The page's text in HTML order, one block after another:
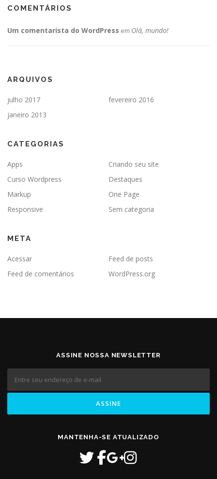
COMENTÁRIOS
Um comentarista do WordPress em Olá, mundo!
ARQUIVOS
julho 2017
fevereiro 2016
janeiro 2013
CATEGORIAS
Apps
Criando seu site
Curso Wordpress
Destaques
Markup
One Page
Responsive
Sem categoria
META
Acessar
Feed de posts
Feed de comentários
WordPress.org
ASSINE NOSSA NEWSLETTER
MANTENHA-SE ATUALIZADO